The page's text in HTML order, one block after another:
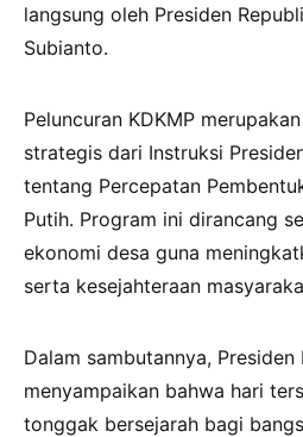
langsung oleh Presiden
Subianto.
Peluncuran KDKMP
strategis dari Instruksi
tentang Percepatan
Putih. Program ini dirancang
ekonomi desa guna
serta kesejahteraan
Dalam sambutannya,
menyampaikan bahwa hari
tonggak bersejarah bagi